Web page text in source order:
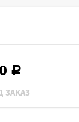
Р
ЗАКАЗ